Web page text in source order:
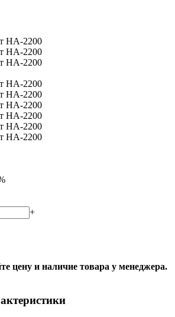
+
цену и наличие товара у менеджера.